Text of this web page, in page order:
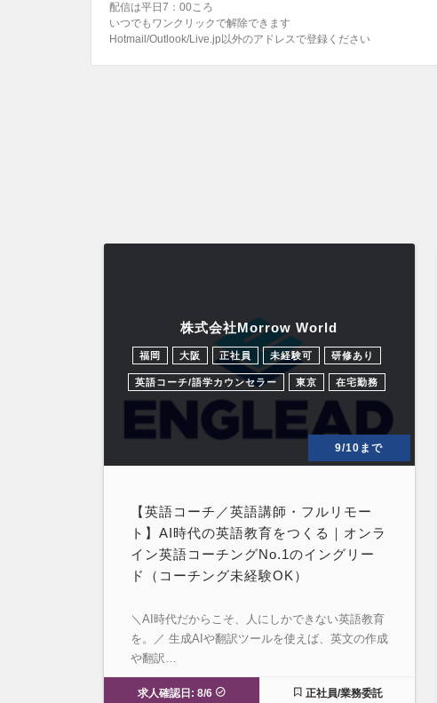
配信は平日7：00ころ
いつでもワンクリックで解除できます
Hotmail/Outlook/Live.jp以外のアドレスで登録ください
株式会社Morrow World
福岡 大阪 正社員 未経験可 研修あり
英語コーチ/語学カウンセラー 東京 在宅勤務
9/10まで
【英語コーチ／英語講師・フルリモー
ト】AI時代の英語教育をつくる｜オンラ
イン英語コーチングNo.1のイングリー
ド（コーチング未経験OK）
＼AI時代だからこそ、人にしかできない英語教育
を。／ 生成AIや翻訳ツールを使えば、英文の作成
や翻訳…
求人確認日: 8/6 正社員/業務委託